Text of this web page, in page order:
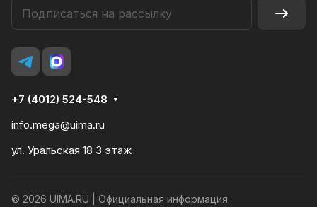
+7 (4012) 524-548
info.mega@uima.ru
ул. Уральская 18 3 этаж
© 2026 UIMA.RU | Официальная информация